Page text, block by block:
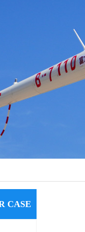
CASE